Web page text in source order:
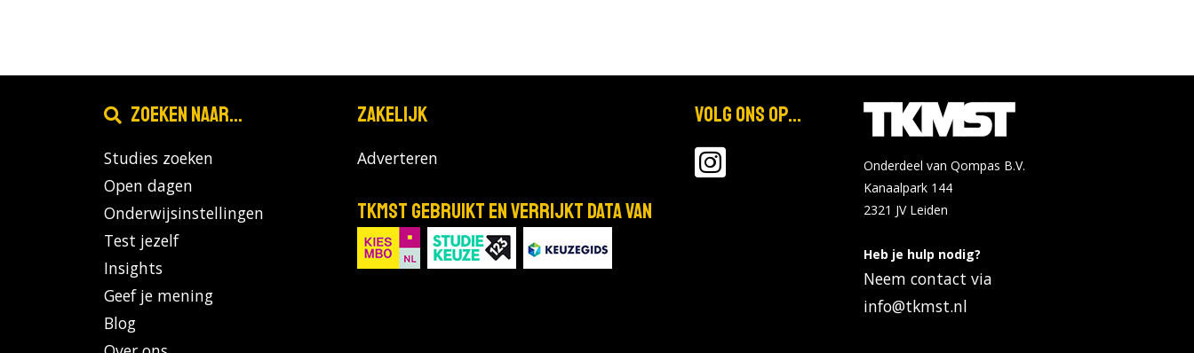
Zoeken naar...
Studies zoeken
Open dagen
Onderwijsinstellingen
Test jezelf
Insights
Geef je mening
Blog
Zakelijk
Adverteren
TKMST gebruikt en verrijkt data van
Volg ons op...
Onderdeel van Qompas B.V.
Kanaalpark 144
2321 JV Leiden
Heb je hulp nodig?
Neem contact via
info@tkmst.nl